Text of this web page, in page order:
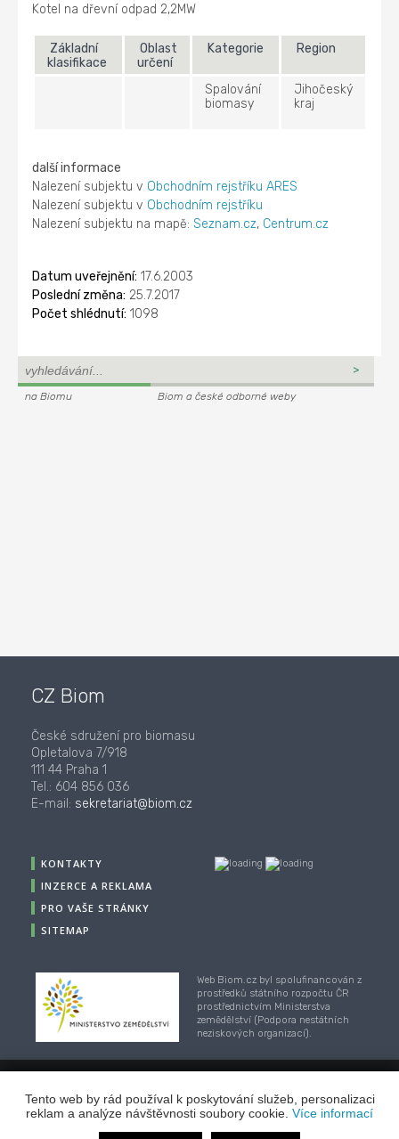
Tento web by rád používal k poskytování služeb, personalizaci
reklam a analýze návštěvnosti soubory cookie. Více informací
Kotel na dřevní odpad 2,2MW
Základní
klasifikace
Oblast
určení
Kategorie Region
Spalování
biomasy
Jihočeský
kraj
další informace
Nalezení subjektu v Obchodním rejstříku ARES
Nalezení subjektu v Obchodním rejstříku
Nalezení subjektu na mapě:Seznam.cz, Centrum.cz
Datum uveřejnění: 17.6.2003
Poslední změna: 25.7.2017
Počet shlédnutí: 1098
na Biomu Biom a české odborné weby
CZ Biom
České sdružení pro biomasu
Opletalova 7/918
111 44 Praha 1
Tel.: 604 856 036
E-mail: sekretariat@biom.cz
KONTAKTY
INZERCE A REKLAMA
PRO VAŠE STRÁNKY
SITEMAP
Web Biom.cz byl spolufinancován z
prostředků státního rozpočtu ČR
prostřednictvím Ministerstva
zemědělství (Podpora nestátních
neziskových organizací).
© 2001-2018, CZ Biom - České sdružení pro biomasu,
Webhosting / webdesign / publikační systém TOOLKIT -